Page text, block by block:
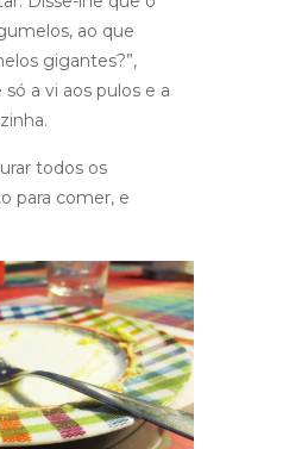
ao que
gigantes?”,
a vi aos pulos e a
todos os
para comer, e